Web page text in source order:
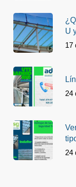
U
17
24
24